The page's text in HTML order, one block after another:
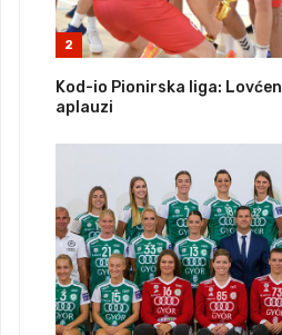
2
Kod-io Pionirska liga:
aplauzi